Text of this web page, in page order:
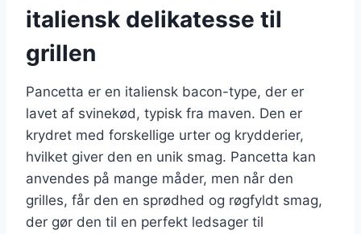
italiensk delikatesse til
grillen
Pancetta er en italiensk bacon-type, der er
lavet af svinekød, typisk fra maven. Den er
krydret med forskellige urter og krydderier,
hvilket giver den en unik smag. Pancetta kan
anvendes på mange måder, men når den
grilles, får den en sprødhed og røgfyldt smag,
der gør den til en perfekt ledsager til